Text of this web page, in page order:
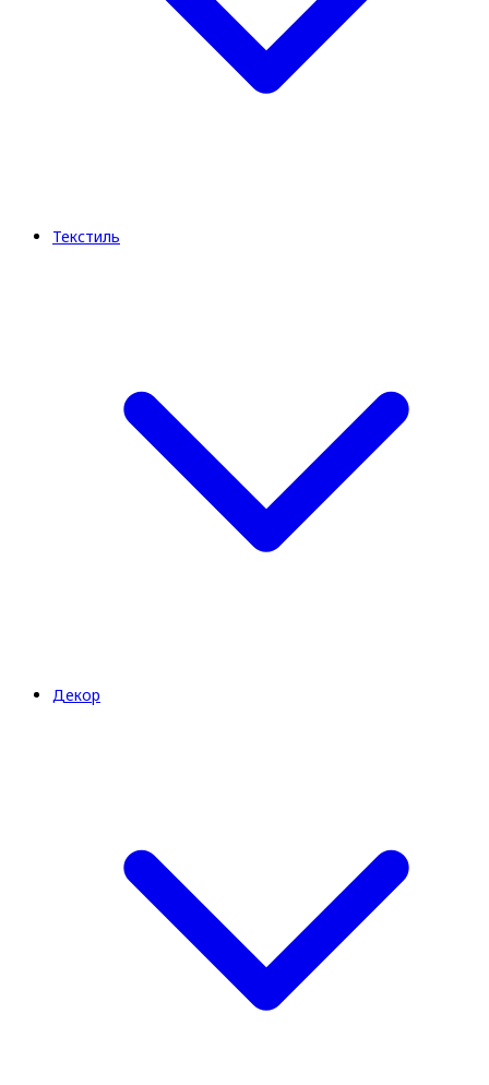
Текстиль
Декор